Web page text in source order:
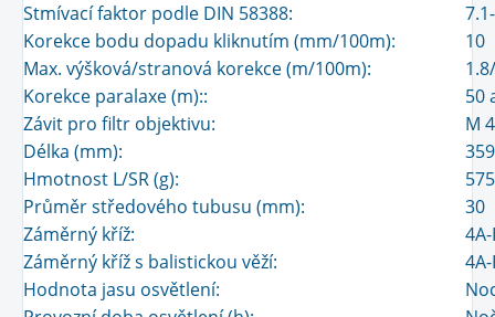
Stmívací faktor podle DIN 58388:
Korekce bodu dopadu kliknutím (mm/100m):
10
Max. výšková/stranová korekce (m/100m):
Korekce paralaxe (m)::
50
Závit pro filtr objektivu:
M
Délka (mm):
359
Hmotnost L/SR (g):
Průměr středového tubusu (mm):
30
Záměrný kříž:
4A-
Záměrný kříž s balistickou věží:
4A-I
Hodnota jasu osvětlení: